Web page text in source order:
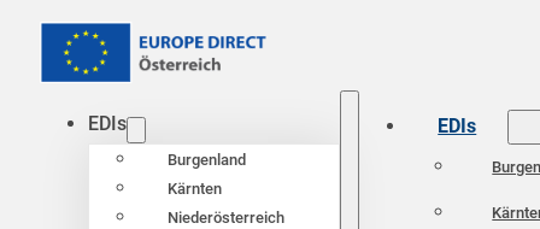
EDIs
Burgenland
Kärnten
Niederösterreich
EDIs